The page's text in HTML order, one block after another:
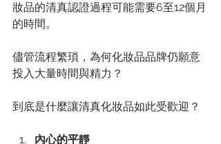
妝品的清真認證過程可能需要6至12個月
的時間。
儘管流程繁瑣，為何化妝品品牌仍願意
投入大量時間與精力？
到底是什麼讓清真化妝品如此受歡迎？
內心的平靜